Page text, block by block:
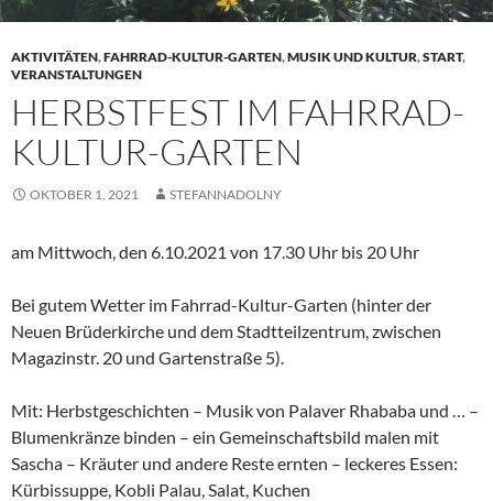
AKTIVITÄTEN,FAHRRAD-KULTUR-GARTEN,MUSIK UND KULTUR,START,
VERANSTALTUNGEN
HERBSTFEST IM FAHRRAD-
KULTUR-GARTEN
OKTOBER 1, 2021 STEFANNADOLNY
am Mittwoch, den 6.10.2021 von 17.30 Uhr bis 20 Uhr
Bei gutem Wetter im Fahrrad-Kultur-Garten (hinter der
Neuen Brüderkirche und dem Stadtteilzentrum, zwischen
Magazinstr. 20 und Gartenstraße 5).
Mit: Herbstgeschichten – Musik von Palaver Rhababa und … –
Blumenkränze binden – ein Gemeinschaftsbild malen mit
Sascha – Kräuter und andere Reste ernten – leckeres Essen:
Kürbissuppe, Kobli Palau, Salat, Kuchen